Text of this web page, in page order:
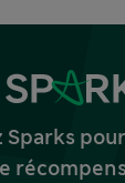
Sparks